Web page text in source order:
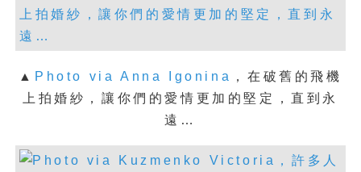
▲ Photo via Anna Igonina ， 在破舊的飛機
上拍婚紗，讓你們的愛情更加的堅定，直到永
遠…